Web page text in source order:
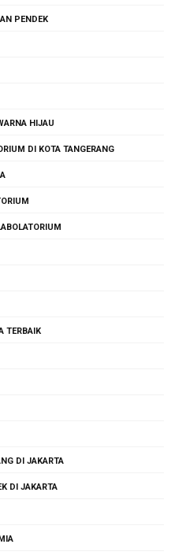
PENDEK
HIJAU
DI KOTA TANGERANG
TERBAIK
DI JAKARTA
DI JAKARTA